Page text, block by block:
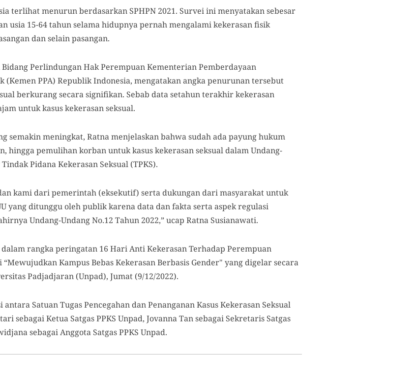
terlihat menurun berdasarkan SPHPN 2021. Survei ini menyatakan sebesar
usia 15-64 tahun selama hidupnya pernah mengalami kekerasan fisik
dan selain pasangan.
Perlindungan Hak Perempuan Kementerian Pemberdayaan
(Kemen PPA) Republik Indonesia, mengatakan angka penurunan tersebut
berkurang secara signifikan. Sebab data setahun terakhir kekerasan
untuk kasus kekerasan seksual.
semakin meningkat, Ratna menjelaskan bahwa sudah ada payung hukum
hingga pemulihan korban untuk kasus kekerasan seksual dalam Undang-
Pidana Kekerasan Seksual (TPKS).
kami dari pemerintah (eksekutif) serta dukungan dari masyarakat untuk
yang ditunggu oleh publik karena data dan fakta serta aspek regulasi
Undang-Undang No.12 Tahun 2022,” ucap Ratna Susianawati.
rangka peringatan 16 Hari Anti Kekerasan Terhadap Perempuan
Kampus Bebas Kekerasan Berbasis Gender" yang digelar secara
Padjadjaran (Unpad), Jumat (9/12/2022).
Satuan Tugas Pencegahan dan Penanganan Kasus Kekerasan Seksual
sebagai Ketua Satgas PPKS Unpad, Jovanna Tan sebagai Sekretaris Satgas
sebagai Anggota Satgas PPKS Unpad.